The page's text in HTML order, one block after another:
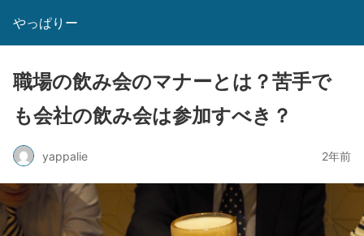
やっぱりー
職場の飲み会のマナーとは？苦手で
も会社の飲み会は参加すべき？
yappalie 2年前